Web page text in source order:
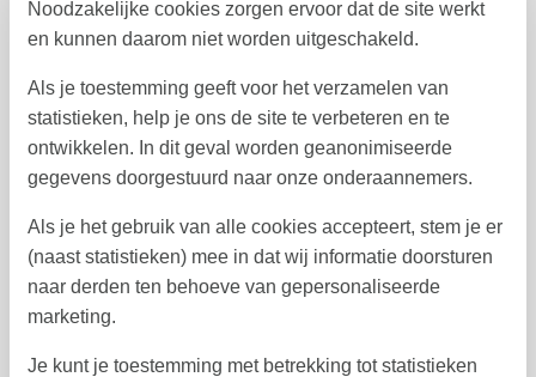
Vrij Bezet Aankomst mogelijk
Prijs
Periode
Vertrek
Duur
2 nachten
Personen
Tot 7 personen
Aankomst is niet geselecteerd.
Noodzakelijke cookies zorgen ervoor dat de site werkt
en kunnen daarom niet worden uitgeschakeld.
Als je toestemming geeft voor het verzamelen van
statistieken, help je ons de site te verbeteren en te
ontwikkelen. In dit geval worden geanonimiseerde
gegevens doorgestuurd naar onze onderaannemers.
Als je het gebruik van alle cookies accepteert, stem je er
(naast statistieken) mee in dat wij informatie doorsturen
naar derden ten behoeve van gepersonaliseerde
marketing.
Je kunt je toestemming met betrekking tot statistieken